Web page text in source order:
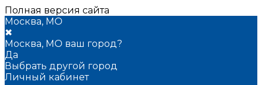
Полная версия сайта
Москва, МО
✖
Москва, МО ваш город?
Да
Выбрать другой город
Личный кабинет